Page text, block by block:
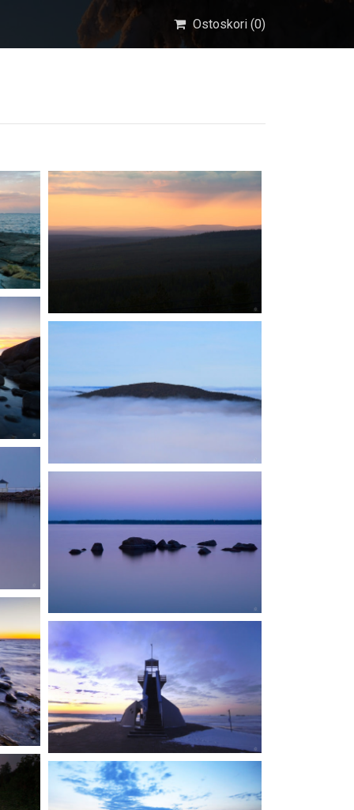
Ostoskori (0)